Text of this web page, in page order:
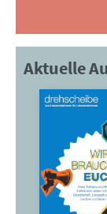
Aktuelle